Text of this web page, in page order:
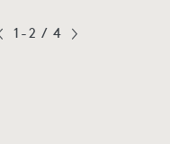
1-2 / 4